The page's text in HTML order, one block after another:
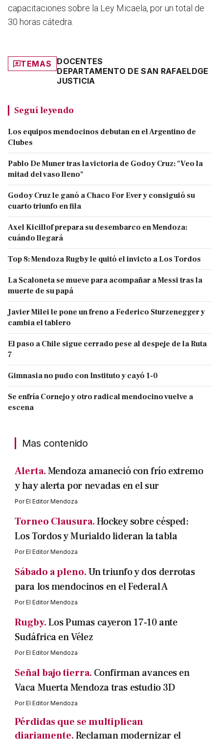
capacitaciones sobre la Ley Micaela, por un total de
30 horas cátedra
TEMAS
DOCENTES
DEPARTAMENTO DE SAN RAFAELDGE
JUSTICIA
Seguí leyendo
Los equipos mendocinos debutan en el Argentino de
Clubes
Pablo De Muner tras la victoria de Godoy Cruz: "Veo la
mitad del vaso lleno"
Godoy Cruz le ganó a Chaco For Ever y consiguió su
cuarto triunfo en fila
Axel Kicillof prepara su desembarco en Mendoza:
cuándo llegará
Top 8: Mendoza Rugby le quitó el invicto a Los Tordos
La Scaloneta se mueve para acompañar a Messi tras la
muerte de su papá
Javier Milei le pone un freno a Federico Sturzenegger y
cambia el tablero
El paso a Chile sigue cerrado pese al despeje de la Ruta
7
Gimnasia no pudo con Instituto y cayó 1-0
Se enfría Cornejo y otro radical mendocino vuelve a
escena
Mas contenido
Alerta.Mendoza amaneció con frío extremo
y hay alerta por nevadas en el sur
PorEl Editor Mendoza
Torneo Clausura.Hockey sobre césped:
Los Tordos y Murialdo lideran la tabla
PorEl Editor Mendoza
Sábado a pleno.Un triunfo y dos derrotas
para los mendocinos en el Federal A
PorEl Editor Mendoza
Rugby.Los Pumas cayeron 17-10 ante
Sudáfrica en Vélez
PorEl Editor Mendoza
Señal bajo tierra. Confirman avances en
Vaca Muerta Mendoza tras estudio 3D
PorEl Editor Mendoza
Pérdidas que se multiplican
diariamente.Reclaman modernizar el